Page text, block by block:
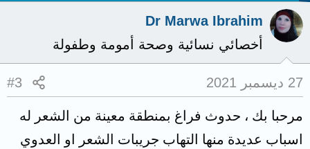
Dr Marwa Ibrahim
أخصائي نسائية وصحة أمومة وطفولة
27 ديسمبر 2021 #3
مرحبا بك ، حدوث فراغ بمنطقة معينة من الشعر له
اسباب عديدة منها التهاب جريبات الشعر او العدوي